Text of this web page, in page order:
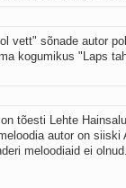
vett" sõnade autor
kogumikus "Laps
tõesti Lehte
autor on siiski
meloodiaid ei